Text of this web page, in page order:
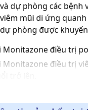
dự phòng các bệnh
viêm mũi di ứng quanh
phòng được
Monitazone điều trị
Monitazone điều trị
trở lên.